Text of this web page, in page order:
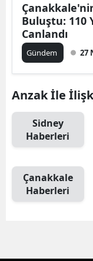
Buluştu: 110
Canlandı
Gündem 27
Anzak İle
Sidney
Haberleri
Çanakkale
Haberleri